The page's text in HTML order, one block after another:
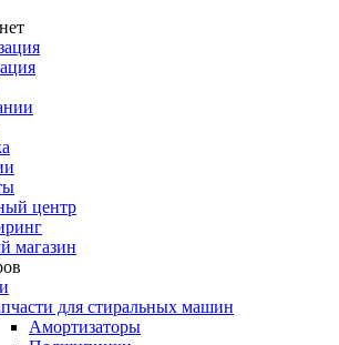
центр
магазин
для стиральных машин
Амортизаторы